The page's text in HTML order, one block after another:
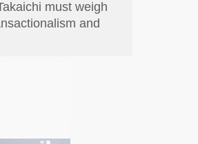
must weigh
and